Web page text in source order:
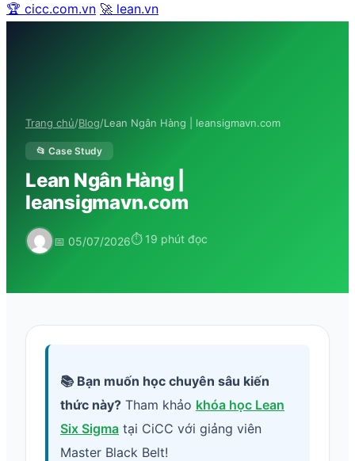
🏆 cicc.com.vn 🚀 lean.vn
Trang chủ/Blog/Lean Ngân Hàng | leansigmavn.com
📂 Case Study
Lean Ngân Hàng |
leansigmavn.com
📅 05/07/2026⏱ 19 phút đọc
📚 Bạn muốn học chuyên sâu kiến
thức này? Tham khảo khóa học Lean
Six Sigma tại CiCC với giảng viên
Master Black Belt!